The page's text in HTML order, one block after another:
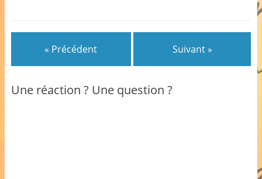
« Précédent Suivant »
Une réaction ? Une question ?